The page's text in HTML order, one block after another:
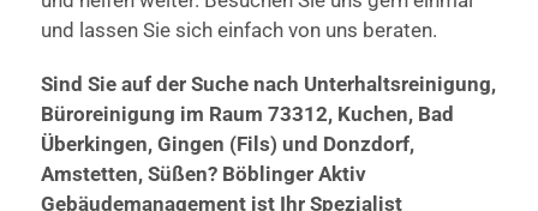
und lassen Sie sich einfach von uns beraten.
Sind Sie auf der Suche nach Unterhaltsreinigung,
Büroreinigung im Raum 73312, Kuchen, Bad
Überkingen, Gingen (Fils) und Donzdorf,
Amstetten, Süßen? Böblinger Aktiv
Gebäudemanagement ist Ihr Spezialist